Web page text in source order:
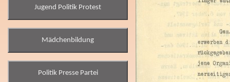
Jugend Politik Protest
Mädchenbildung
Politik Presse Partei